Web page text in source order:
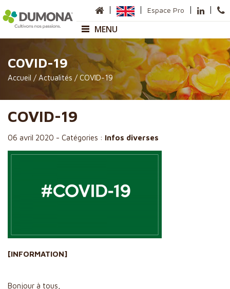
Espace Pro
MENU
Entreprise
Présentation
Sites de production
Sauméjan
Paysage et Collectivité
COVID-19
Accueil / Actualités / COVID-19
COVID-19
06 avril 2020 - Catégories : Infos diverses
[INFORMATION]
Bonjour à tous,